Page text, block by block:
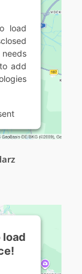
load
add
load